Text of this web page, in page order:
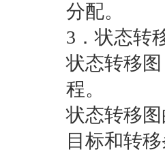
分配。
3．状态转
状态转移
程。
状态转移
目标和转